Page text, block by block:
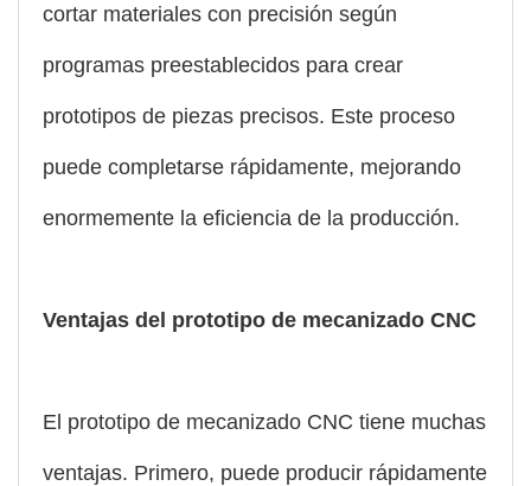
cortar materiales con precisión según
programas preestablecidos para crear
prototipos de piezas precisos. Este proceso
puede completarse rápidamente, mejorando
enormemente la eficiencia de la producción.
Ventajas del prototipo de mecanizado CNC
El prototipo de mecanizado CNC tiene muchas
ventajas. Primero, puede producir rápidamente